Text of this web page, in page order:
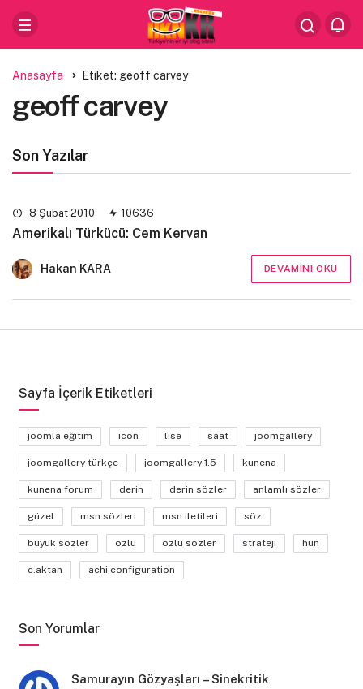
Anasayfa Etiket: geoff carvey
geoff carvey
Son Yazılar
8 Şubat 2010 10636
Amerikalı Türkücü: Cem Kervan
Hakan KARA DEVAMINI OKU
Sayfa İçerik Etiketleri
joomla eğitim icon lise saat joomgallery
joomgallery türkçe joomgallery 1.5 kunena
kunena forum derin derin sözler anlamlı sözler
güzel msn sözleri msn iletileri söz
büyük sözler özlü özlü sözler strateji hun
c.aktan achi configuration
Son Yorumlar
Samurayın Gözyaşları – Sinekritik